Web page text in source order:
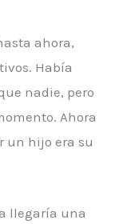
ahora,
Había
nadie, pero
Ahora
un hijo era su
llegaría una